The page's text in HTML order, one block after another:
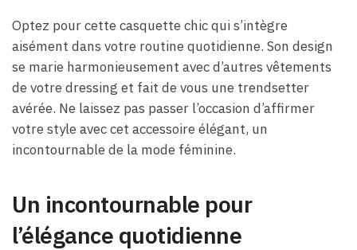
Optez pour cette casquette chic qui s’intègre
aisément dans votre routine quotidienne. Son design
se marie harmonieusement avec d’autres vêtements
de votre dressing et fait de vous une trendsetter
avérée. Ne laissez pas passer l’occasion d’affirmer
votre style avec cet accessoire élégant, un
incontournable de la mode féminine.
Un incontournable pour
l’élégance quotidienne